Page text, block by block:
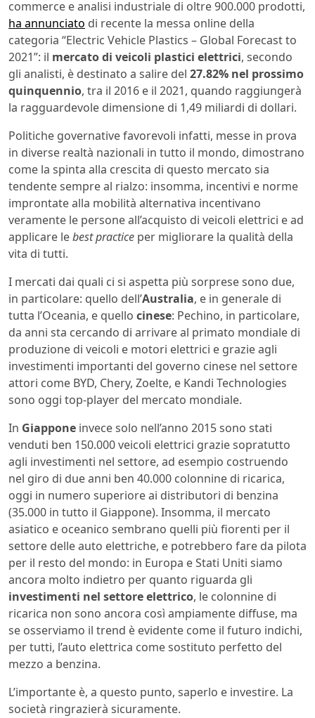
commerce e analisi industriale di oltre 900.000 prodotti,
ha annunciato di recente la messa online della
categoria “Electric Vehicle Plastics – Global Forecast to
2021”: il mercato di veicoli plastici elettrici, secondo
gli analisti, è destinato a salire del 27.82% nel prossimo
quinquennio, tra il 2016 e il 2021, quando raggiungerà
la ragguardevole dimensione di 1,49 miliardi di dollari.
Politiche governative favorevoli infatti, messe in prova
in diverse realtà nazionali in tutto il mondo, dimostrano
come la spinta alla crescita di questo mercato sia
tendente sempre al rialzo: insomma, incentivi e norme
improntate alla mobilità alternativa incentivano
veramente le persone all’acquisto di veicoli elettrici e ad
applicare lebest practice per migliorare la qualità della
vita di tutti.
I mercati dai quali ci si aspetta più sorprese sono due,
in particolare: quello dell’Australia, e in generale di
tutta l’Oceania, e quello cinese: Pechino, in particolare,
da anni sta cercando di arrivare al primato mondiale di
produzione di veicoli e motori elettrici e grazie agli
investimenti importanti del governo cinese nel settore
attori come BYD, Chery, Zoelte, e Kandi Technologies
sono oggi top-player del mercato mondiale.
In Giappone invece solo nell’anno 2015 sono stati
venduti ben 150.000 veicoli elettrici grazie sopratutto
agli investimenti nel settore, ad esempio costruendo
nel giro di due anni ben 40.000 colonnine di ricarica,
oggi in numero superiore ai distributori di benzina
(35.000 in tutto il Giappone). Insomma, il mercato
asiatico e oceanico sembrano quelli più fiorenti per il
settore delle auto elettriche, e potrebbero fare da pilota
per il resto del mondo: in Europa e Stati Uniti siamo
ancora molto indietro per quanto riguarda gli
investimenti nel settore elettrico, le colonnine di
ricarica non sono ancora così ampiamente diffuse, ma
se osserviamo il trend è evidente come il futuro indichi,
per tutti, l’auto elettrica come sostituto perfetto del
mezzo a benzina.
L’importante è, a questo punto, saperlo e investire. La
società ringrazierà sicuramente.